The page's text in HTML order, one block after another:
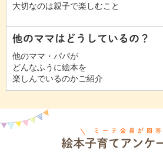
大切なのは親子で楽しむこと
他のママはどうしているの？
他のママ・パパが
どんなふうに絵本を
楽しんでいるのかご紹介
ミーテ会員が回答
絵本子育てアンケ